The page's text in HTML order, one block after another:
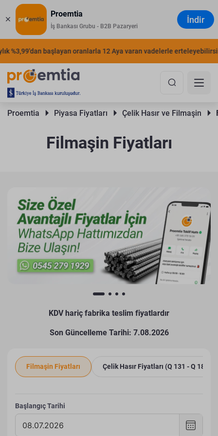
Proemtia
İş Bankası Grubu - B2B Pazaryeri
İndir
başlayan oranlarla 12 Aya varan vadelerle erteleyebilirsiniz.
Proemtia Piyasa Fiyatları Çelik Hasır ve Filmaşin
Filmaşin Fiyatları
KDV hariç fabrika teslim fiyatlardır
Son Güncelleme Tarihi: 7.08.2026
Filmaşin Fiyatları Çelik Hasır Fiyatları (Q 131 - Q 188)
Başlangıç Tarihi
Tarih